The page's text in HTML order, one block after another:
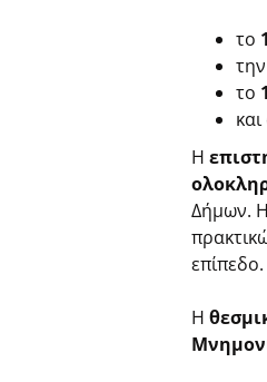
το
το
Η
Δήμων.
επίπεδο.
Η